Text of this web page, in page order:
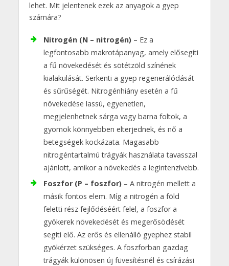
lehet. Mit jelentenek ezek az anyagok a gyep
számára?
Nitrogén (N – nitrogén) – Ez a
legfontosabb makrotápanyag, amely elősegíti
a fű növekedését és sötétzöld színének
kialakulását. Serkenti a gyep regenerálódását
és sűrűségét. Nitrogénhiány esetén a fű
növekedése lassú, egyenetlen,
megjelenhetnek sárga vagy barna foltok, a
gyomok könnyebben elterjednek, és nő a
betegségek kockázata. Magasabb
nitrogéntartalmú trágyák használata tavasszal
ajánlott, amikor a növekedés a legintenzívebb.
Foszfor (P – foszfor) – A nitrogén mellett a
másik fontos elem. Míg a nitrogén a föld
feletti rész fejlődéséért felel, a foszfor a
gyökerek növekedését és megerősödését
segíti elő. Az erős és ellenálló gyephez stabil
gyökérzet szükséges. A foszforban gazdag
trágyák különösen új füvesítésnél és csírázási